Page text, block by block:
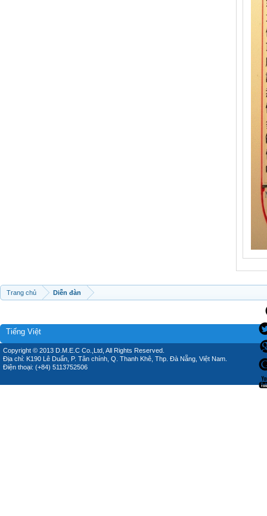
Trang chủ Diễn đàn
Tiếng Việt
Copyright © 2013 D.M.E.C Co.,Ltd, All Rights Reserved.
Địa chỉ: K190 Lê Duẩn, P. Tân chính, Q. Thanh Khê, Thp. Đà Nẵng, Việt Nam.
Điện thoại: (+84) 5113752506